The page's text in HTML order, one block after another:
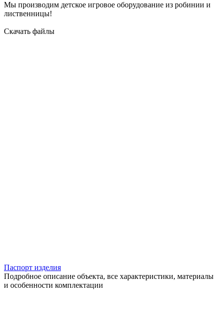
Мы производим детское игровое оборудование из робинии и
лиственницы!
Скачать файлы
Паспорт изделия
Подробное описание объекта, все характеристики, материалы
и особенности комплектации